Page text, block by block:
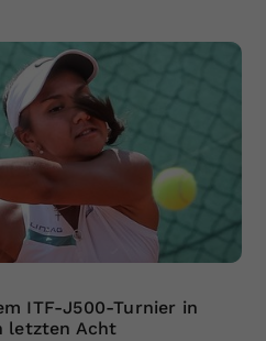
ITF-J500-Turnier in
letzten Acht
Unter anderem eine
ID, für die
Speicherung Ihrer
Einstellungen, falls der
Betreiber dies eingestellt